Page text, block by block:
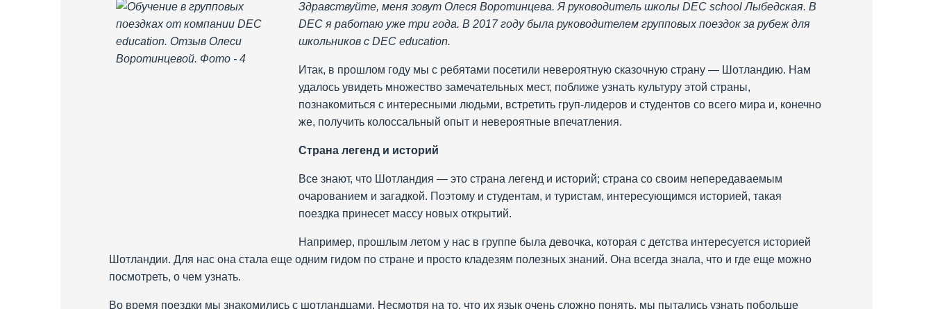
Здравствуйте, меня зовут Олеся Воротинцева. Я руководитель школы DEC school Лыбедская. В
DEC я работаю уже три года. В 2017 году была руководителем групповых поездок за рубеж для
школьников с DEC education.
Итак, в прошлом году мы с ребятами посетили невероятную сказочную страну — Шотландию. Нам
удалось увидеть множество замечательных мест, поближе узнать культуру этой страны,
познакомиться с интересными людьми, встретить груп-лидеров и студентов со всего мира и, конечно
же, получить колоссальный опыт и невероятные впечатления.
Страна легенд и историй
Все знают, что Шотландия — это страна легенд и историй; страна со своим непередаваемым
очарованием и загадкой. Поэтому и студентам, и туристам, интересующимся историей, такая
поездка принесет массу новых открытий.
Например, прошлым летом у нас в группе была девочка, которая с детства интересуется историей
Шотландии. Для нас она стала еще одним гидом по стране и просто кладезям полезных знаний. Она всегда знала, что и где еще можно
посмотреть, о чем узнать.
Во время поездки мы знакомились с шотландцами. Несмотря на то, что их язык очень сложно понять, мы пытались узнать побольше